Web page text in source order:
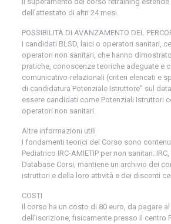
dell’attestato di altri 24 mesi.
POSSIBILITÀ DI AVANZAMENTO DEL
I candidati BLSD, laici o operatori sanitari,
operatori non sanitari, che hanno
pratiche, conoscenze teoriche adeguate e
comunicativo-relazionali (criteri elencati e
di candidatura Potenziale Istruttore” sul
essere candidati come Potenziali Istruttori
operatori non sanitari.
Altre informazioni utili
I fondamenti teorici del Corso sono
Pediatrico IRC-AMIETIP per non sanitari.
Database Corsi, mantiene un archivio dei
istruttori e della loro attività e dei discenti
COSTI
Il corso ha un costo di 80 euro, da pagare
dell’iscrizione, fisicamente presso il centro